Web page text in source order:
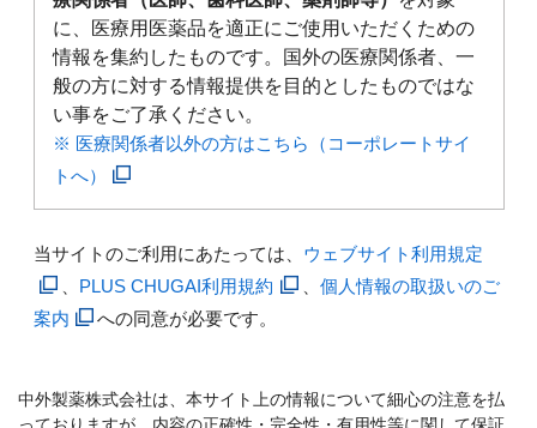
に、医療用医薬品を適正にご使用いただくための
情報を集約したものです。国外の医療関係者、一
般の方に対する情報提供を目的としたものではな
い事をご了承ください。
※ 医療関係者以外の方はこちら（コーポレートサイ
トへ）
当サイトのご利用にあたっては、 ウェブサイト利用規定
PLUS CHUGAI利用規約
個人情報の取扱いのご
案内
への同意が必要です。
中外製薬株式会社は、本サイト上の情報について細心の注意を払
っておりますが、内容の正確性・完全性・有用性等に関して保証